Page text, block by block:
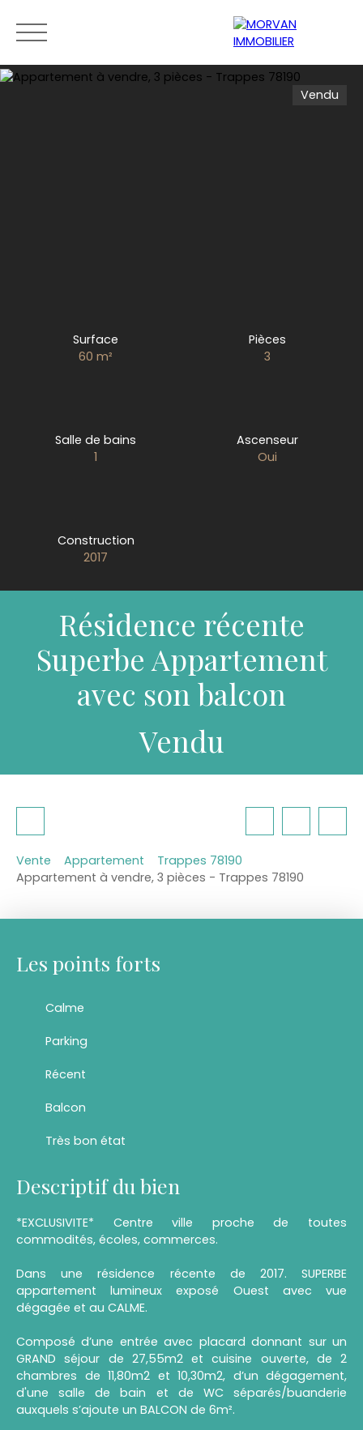
Vendu
Surface
60m²
Pièces
3
Salle de bains
1
Ascenseur
Oui
Construction
2017
Résidence récente
Superbe Appartement
avec son balcon
Vendu
Vente Appartement
Trappes 78190
Appartement à vendre, 3 pièces - Trappes 78190
Les points forts
Calme
Parking
Récent
Balcon
Très bon état
Descriptif du bien
*EXCLUSIVITE* Centre ville proche de toutes
commodités, écoles, commerces.
Dans une résidence récente de 2017. SUPERBE
appartement lumineux exposé Ouest avec vue
dégagée et au CALME.
Composé d’une entrée avec placard donnant sur un
GRAND séjour de 27,55m2 et cuisine ouverte, de 2
chambres de 11,80m2 et 10,30m2, d’un dégagement,
d'une salle de bain et de WC séparés/buanderie
auxquels s’ajoute un BALCON de 6m².